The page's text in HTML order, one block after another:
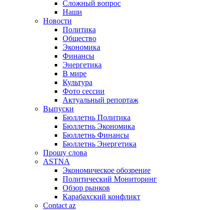
Сложный вопрос
Наши
Новости
Политика
Общество
Экономика
Финансы
Энергетика
В мире
Культура
Фото сессии
Актуальный репортаж
Выпуски
Бюллетнь Политика
Бюллетнь Экономика
Бюллетнь Финансы
Бюллетнь Энергетика
Прошу слова
ASTNA
Экономическое обозрение
Политический Мониторинг
Обзор рынков
Карабахский конфликт
Contact az